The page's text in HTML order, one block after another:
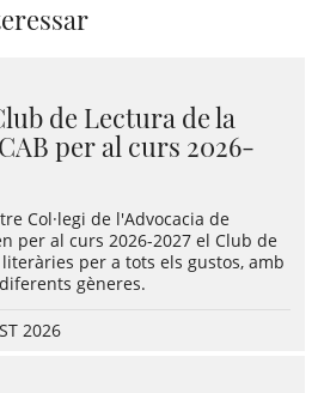
de Lectura de la
per al curs 2026-
Col·legi de l'Advocacia de
per al curs 2026-2027 el Club de
per a tots els gustos, amb
gèneres.
2026